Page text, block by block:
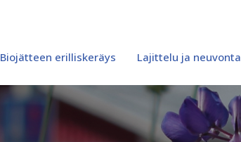
Biojätteen erilliskeräys Lajittelu ja neuvonta